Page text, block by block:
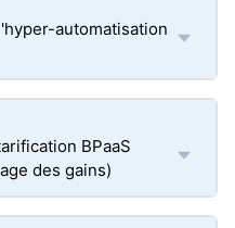
automatisation
BPaaS
des gains)